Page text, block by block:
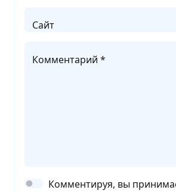
Сайт
Комментарий *
Комментируя, вы